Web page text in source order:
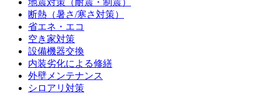
断熱（暑さ/寒さ対策）
省エネ・エコ
空き家対策
設備機器交換
内装劣化による修繕
外壁メンテナンス
シロアリ対策